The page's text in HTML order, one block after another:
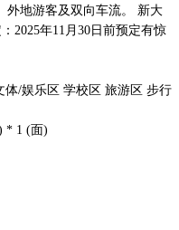
外地游客及双向车流。 新大
2025年11月30日前预定有惊
体/娱乐区 学校区 旅游区 步行
* 1 (面)